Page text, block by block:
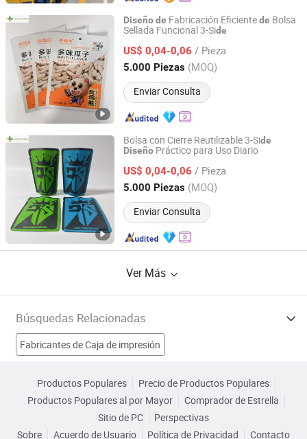
Diseñode Fabricación Eficientede Bolsa
Sellada Funcional 3-Side
US$ 0,04-0,06 / Pieza
5.000 Piezas (MOQ)
Enviar Consulta
Yishui Union Packing Products Co., Ltd.
Shandong, China Desde 2025
Bolsa con Cierre Reutilizable 3-Side
Diseño Práctico para Uso Diario
US$ 0,04-0,06 / Pieza
5.000 Piezas (MOQ)
Enviar Consulta
Yishui Union Packing Products Co., Ltd.
Shandong, China Desde 2025
Ver Más
Búsquedas Relacionadas
Fabricantes de Caja de impresión
Fabricantes de Caja de embalaje personalizada
Productos Populares
Precio de Productos Populares
Productos Populares al por Mayor
Comprador de Estrella
Sitio de PC
Perspectivas
Sobre
Acuerdo de Usuario Política de Privacidad Contacto